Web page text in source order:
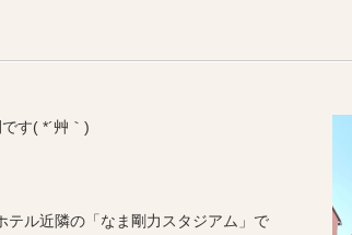
す( *´艸｀)
テル近隣の「なま剛力スタジアム」で